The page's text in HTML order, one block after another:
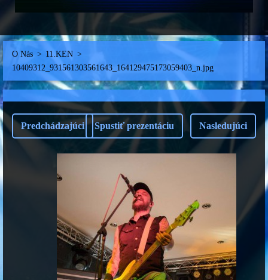
O Nás > 11.KEN >
10409312_931561303561643_164129475173059403_n.jpg
Predchádzajúci Spustiť prezentáciu Nasledujúci